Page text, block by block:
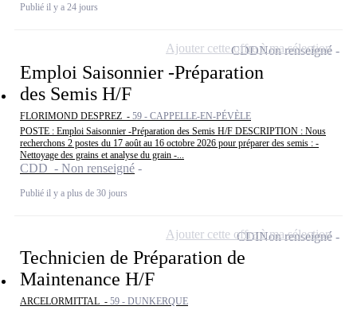
Publié il y a 24 jours
Emploi Saisonnier -Préparation
des Semis H/F
FLORIMOND DESPREZ - 59 - CAPPELLE-EN-PÉVÈLE
POSTE : Emploi Saisonnier -Préparation des Semis H/F DESCRIPTION : Nous
recherchons 2 postes du 17 août au 16 octobre 2026 pour préparer des semis : -
Nettoyage des grains et analyse du grain -...
CDD - Non renseigné
Publié il y a plus de 30 jours
CDDNon renseigné
Ajouter cette offre à ma sélection
Technicien de Préparation de
Maintenance H/F
ARCELORMITTAL - 59 - DUNKERQUE
CDINon renseigné
Ajouter cette offre à ma sélection